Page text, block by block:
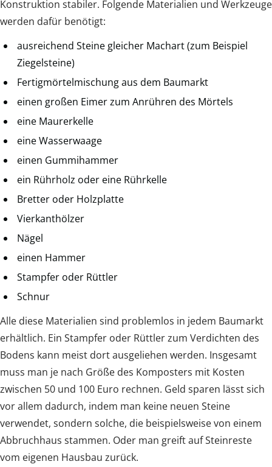
Konstruktion stabiler. Folgende Materialien und Werkzeuge
werden dafür benötigt:
ausreichend Steine gleicher Machart (zum Beispiel
Ziegelsteine)
Fertigmörtelmischung aus dem Baumarkt
einen großen Eimer zum Anrühren des Mörtels
eine Maurerkelle
eine Wasserwaage
einen Gummihammer
ein Rührholz oder eine Rührkelle
Bretter oder Holzplatte
Vierkanthölzer
Nägel
einen Hammer
Stampfer oder Rüttler
Schnur
Alle diese Materialien sind problemlos in jedem Baumarkt
erhältlich. Ein Stampfer oder Rüttler zum Verdichten des
Bodens kann meist dort ausgeliehen werden. Insgesamt
muss man je nach Größe des Komposters mit Kosten
zwischen 50 und 100 Euro rechnen. Geld sparen lässt sich
vor allem dadurch, indem man keine neuen Steine
verwendet, sondern solche, die beispielsweise von einem
Abbruchhaus stammen. Oder man greift auf Steinreste
vom eigenen Hausbau zurück.